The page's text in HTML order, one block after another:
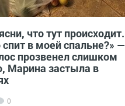
что тут происходит.
спит в моей спальне?» —
прозвенел слишком
Марина застыла в
0